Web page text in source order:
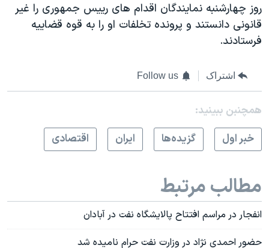
روز چهارشنبه نمایندگان اقدام های رییس جمهوری را غیر
قانونی دانستند و پرونده تخلفات او را به قوه قضاییه
فرستادند.
اشتراک Follow us
همچنبن ببینید:
خبر اول
گزيده‌ها ايران اقتصادی
مطالب مرتبط
انفجار در مراسم افتتاح پالایشگاه نفت در آبادان
حضور احمدی نژاد در وزارت نفت حرام نامیده شد